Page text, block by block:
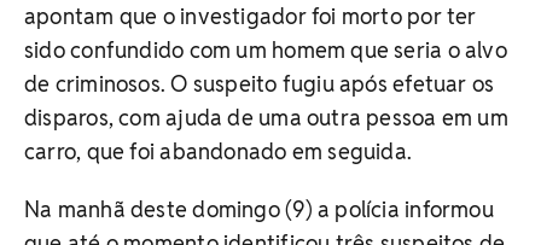
apontam que o investigador foi morto por ter
sido confundido com um homem que seria o alvo
de criminosos. O suspeito fugiu após efetuar os
disparos, com ajuda de uma outra pessoa em um
carro, que foi abandonado em seguida.
Na manhã deste domingo (9) a polícia informou